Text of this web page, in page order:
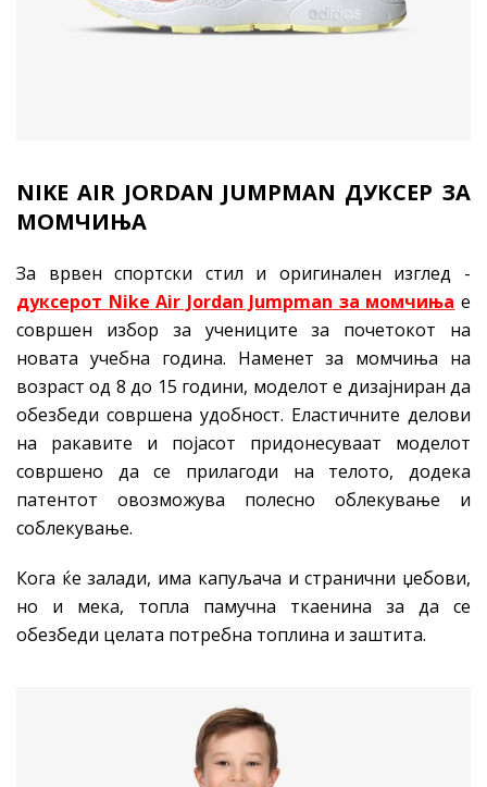
NIKE AIR JORDAN JUMPMAN ДУКСЕР ЗА
МОМЧИЊА
За врвен спортски стил и оригинален изглед -
дуксерот Nike Air Jordan Jumpman за момчиња е
совршен избор за учениците за почетокот на
новата учебна година. Наменет за момчиња на
возраст од 8 до 15 години, моделот е дизајниран да
обезбеди совршена удобност. Еластичните делови
на ракавите и појасот придонесуваат моделот
совршено да се прилагоди на телото, додека
патентот овозможува полесно облекување и
соблекување.
Кога ќе залади, има капуљача и странични џебови,
но и мека, топла памучна ткаенина за да се
обезбеди целата потребна топлина и заштита.